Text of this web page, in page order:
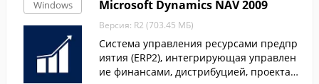
Windows Microsoft Dynamics NAV 2009
Версия: R2 (703.45 МБ)
Система управления ресурсами предпр
иятия (ERP2), интегрирующая управлен
ие финансами, дистрибуцией, проектам